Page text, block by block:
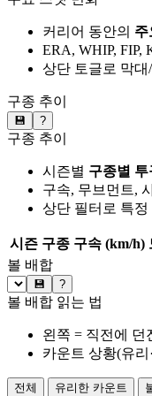
커리어 동안의 주
ERA, WHIP, FIP,
상단 토글로 막
구종 추이
💾 ?
구종 추이
시즌별 구종별 투
구속, 무브먼트,
상단 필터로 특
시즌 구종 구속 (km/h)
볼 배합
💾 ?
볼 배합 읽는 법
왼쪽 = 직전에 던
카운트 상황(유리
전체 유리한 카운트